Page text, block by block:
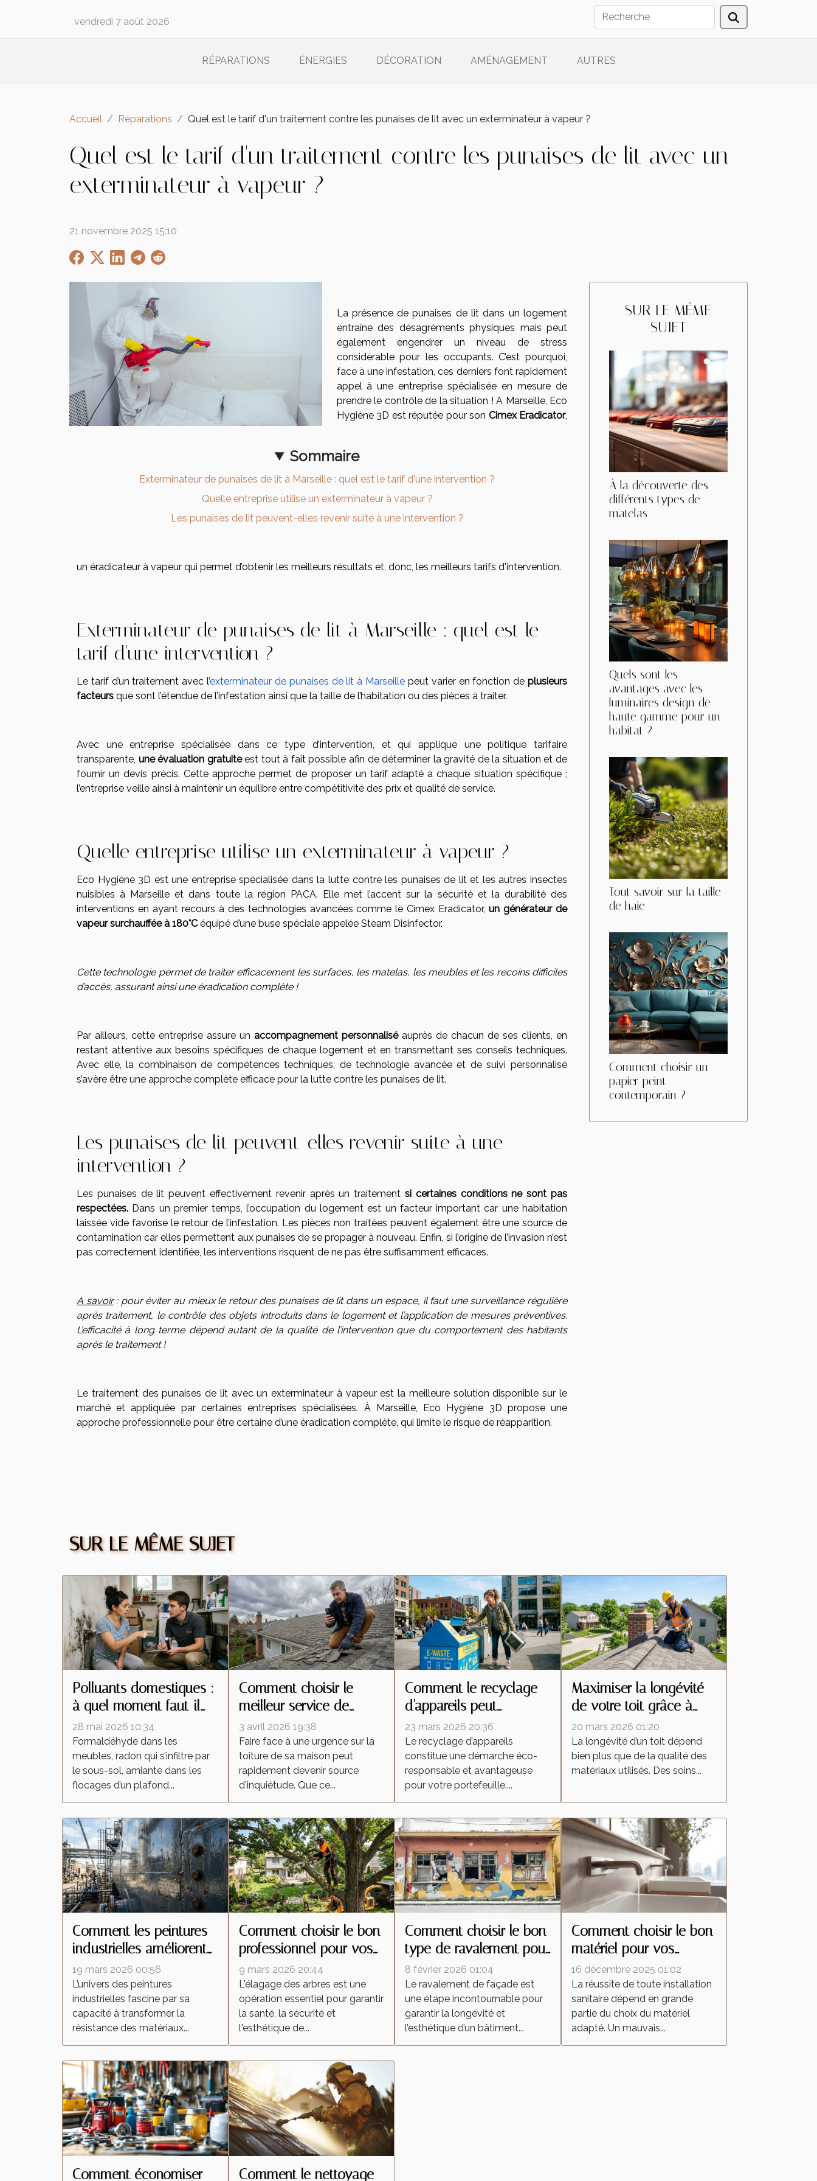
vendredi 7 août 2026
RÉPARATIONS ÉNERGIES DÉCORATION AMÉNAGEMENT AUTRES
Accueil Réparations Quel est le tarif d'un traitement contre les punaises de lit avec un exterminateur à vapeur ?
Quel est le tarif d'un traitement contre les punaises de lit avec un
exterminateur à vapeur ?
21 novembre 2025 15:10
Sommaire
Exterminateur de punaises de lit à Marseille : quel est le tarif d'une intervention ?
Quelle entreprise utilise un exterminateur à vapeur ?
Les punaises de lit peuvent-elles revenir suite à une intervention ?
La présence de punaises de lit dans un logement
entraîne des désagréments physiques mais peut
également engendrer un niveau de stress
considérable pour les occupants. C’est pourquoi,
face à une infestation, ces derniers font rapidement
appel à une entreprise spécialisée en mesure de
prendre le contrôle de la situation ! A Marseille, Eco
Hygiène 3D est réputée pour son Cimex Eradicator,
un éradicateur à vapeur qui permet d’obtenir les meilleurs résultats et, donc, les meilleurs tarifs d'intervention.
Exterminateur de punaises de lit à Marseille : quel est le
tarif d'une intervention ?
Le tarif d’un traitement avec l’exterminateur de punaises de lit à Marseille peut varier en fonction deplusieurs
facteurs que sont l’étendue de l’infestation ainsi que la taille de l’habitation ou des pièces à traiter.
Avec une entreprise spécialisée dans ce type d’intervention, et qui applique une politique tarifaire
transparente, une évaluation gratuiteest tout à fait possible afin de déterminer la gravité de la situation et de
fournir un devis précis. Cette approche permet de proposer un tarif adapté à chaque situation spécifique ;
l’entreprise veille ainsi à maintenir un équilibre entre compétitivité des prix et qualité de service.
Quelle entreprise utilise un exterminateur à vapeur ?
Eco Hygiène 3D est une entreprise spécialisée dans la lutte contre les punaises de lit et les autres insectes
nuisibles à Marseille et dans toute la région PACA. Elle met l’accent sur la sécurité et la durabilité des
interventions en ayant recours à des technologies avancées comme le Cimex Eradicator,un générateur de
vapeur surchauffée à 180°Céquipé d’une buse spéciale appelée Steam Disinfector.
Cette technologie permet de traiter efficacement les surfaces, les matelas, les meubles et les recoins difficiles
d’accès, assurant ainsi une éradication complète !
Par ailleurs, cette entreprise assure un accompagnement personnalisé auprès de chacun de ses clients, en
restant attentive aux besoins spécifiques de chaque logement et en transmettant ses conseils techniques.
Avec elle, la combinaison de compétences techniques, de technologie avancée et de suivi personnalisé
s’avère être une approche complète efficace pour la lutte contre les punaises de lit.
Les punaises de lit peuvent-elles revenir suite à une
intervention ?
Les punaises de lit peuvent effectivement revenir après un traitement si certaines conditions ne sont pas
respectées. Dans un premier temps, l’occupation du logement est un facteur important car une habitation
laissée vide favorise le retour de l’infestation. Les pièces non traitées peuvent également être une source de
contamination car elles permettent aux punaises de se propager à nouveau. Enfin, si l’origine de l’invasion n’est
pas correctement identifiée, les interventions risquent de ne pas être suffisamment efficaces.
A savoir: pour éviter au mieux le retour des punaises de lit dans un espace, il faut une surveillance régulière
après traitement, le contrôle des objets introduits dans le logement et l’application de mesures préventives.
L’efficacité à long terme dépend autant de la qualité de l’intervention que du comportement des habitants
après le traitement !
Le traitement des punaises de lit avec un exterminateur à vapeur est la meilleure solution disponible sur le
marché et appliquée par certaines entreprises spécialisées. À Marseille, Eco Hygiène 3D propose une
approche professionnelle pour être certaine d’une éradication complète, qui limite le risque de réapparition.
SUR LE MÊME
SUJET
À la découverte des
différents types de
matelas
Quels sont les
avantages avec les
luminaires design de
haute gamme pour un
habitat ?
Tout savoir sur la taille
de haie
Comment choisir un
papier peint
contemporain ?
SUR LE MÊME SUJET
Polluants domestiques :
à quel moment faut-il
contacter un
professionnel ?
28 mai 2026 10:34
Formaldéhyde dans les
meubles, radon qui s’infiltre par
le sous-sol, amiante dans les
flocages d’un plafond...
Comment choisir le
meilleur service de
réparation d'urgence
pour votre toiture ?
3 avril 2026 19:38
Faire face à une urgence sur la
toiture de sa maison peut
rapidement devenir source
d'inquiétude. Que ce...
Comment le recyclage
d'appareils peut
dynamiser votre budget
?
23 mars 2026 20:36
Le recyclage d’appareils
constitue une démarche éco-
responsable et avantageuse
pour votre portefeuille....
Maximiser la longévité
de votre toit grâce à
des soins professionnels
20 mars 2026 01:20
La longévité d’un toit dépend
bien plus que de la qualité des
matériaux utilisés. Des soins...
Comment les peintures
industrielles améliorent
la durabilité des
matériaux ?
19 mars 2026 00:56
L’univers des peintures
industrielles fascine par sa
capacité à transformer la
résistance des matériaux...
Comment choisir le bon
professionnel pour vos
travaux d'élagage ?
9 mars 2026 20:44
L'élagage des arbres est une
opération essentiel pour garantir
la santé, la sécurité et
l'esthétique de...
Comment choisir le bon
type de ravalement pour
votre façade ?
8 février 2026 01:04
Le ravalement de façade est
une étape incontournable pour
garantir la longévité et
l’esthétique d’un bâtiment...
Comment choisir le bon
matériel pour vos
installations sanitaires ?
16 décembre 2025 01:02
La réussite de toute installation
sanitaire dépend en grande
partie du choix du matériel
adapté. Un mauvais...
Comment économiser Comment le nettoyage